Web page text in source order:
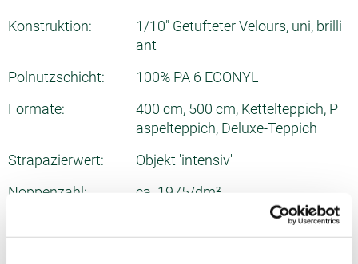
Konstruktion:
1/10" Getufteter Velours, uni, brilli
ant
Polnutzschicht:
100% PA 6 ECONYL
Formate:
400 cm, 500 cm, Kettelteppich, P
aspelteppich, Deluxe-Teppich
Strapazierwert:
Objekt 'intensiv'
Noppenzahl:
ca. 1975/dm²